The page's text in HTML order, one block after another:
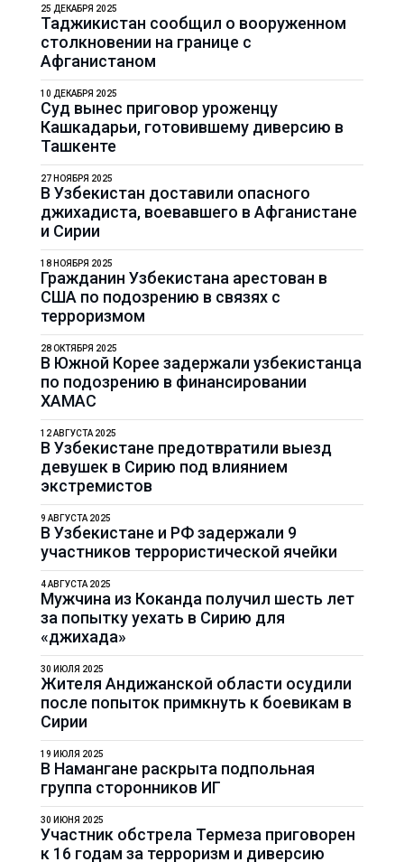
Таджикистан сообщил о вооруженном
столкновении на границе с
Афганистаном
25 ДЕКАБРЯ 2025
Суд вынес приговор уроженцу
Кашкадарьи, готовившему диверсию в
Ташкенте
10 ДЕКАБРЯ 2025
В Узбекистан доставили опасного
джихадиста, воевавшего в Афганистане
и Сирии
27 НОЯБРЯ 2025
Гражданин Узбекистана арестован в
США по подозрению в связях с
терроризмом
18 НОЯБРЯ 2025
В Южной Корее задержали узбекистанца
по подозрению в финансировании
ХАМАС
28 ОКТЯБРЯ 2025
В Узбекистане предотвратили выезд
девушек в Сирию под влиянием
экстремистов
12 АВГУСТА 2025
В Узбекистане и РФ задержали 9
участников террористической ячейки
9 АВГУСТА 2025
Мужчина из Коканда получил шесть лет
за попытку уехать в Сирию для
«джихада»
4 АВГУСТА 2025
Жителя Андижанской области осудили
после попыток примкнуть к боевикам в
Сирии
30 ИЮЛЯ 2025
В Намангане раскрыта подпольная
группа сторонников ИГ
19 ИЮЛЯ 2025
Участник обстрела Термеза приговорен
к 16 годам за терроризм и диверсию
30 ИЮНЯ 2025